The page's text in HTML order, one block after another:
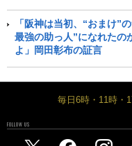
「阪神は当初、“おまけ”
最強の助っ人”になれたの
よ」岡田彰布の証言
毎日6時・11時・
FOLLOW US